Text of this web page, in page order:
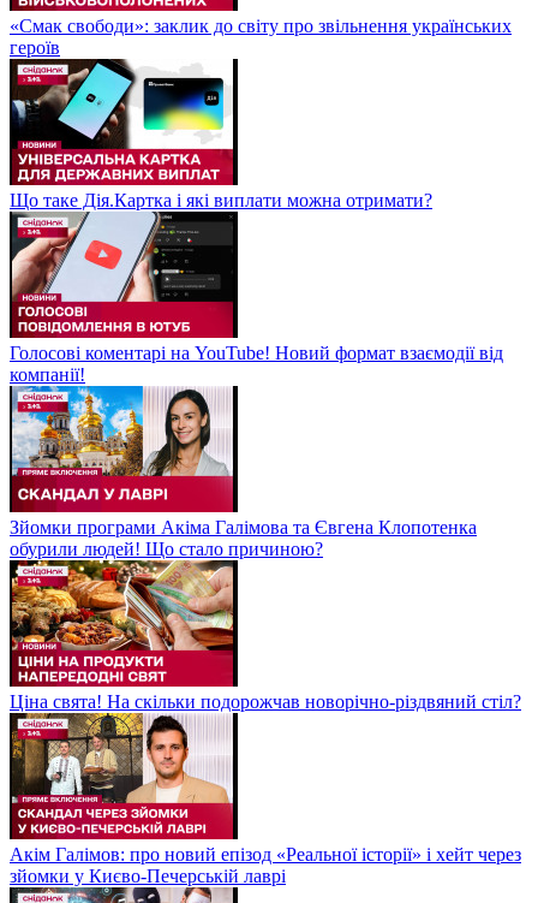
«Смак свободи»: заклик до світу про звільнення українських
героїв
Що таке Дія.Картка і які виплати можна отримати?
Голосові коментарі на YouTube! Новий формат взаємодії від
компанії!
Зйомки програми Акіма Галімова та Євгена Клопотенка
обурили людей! Що стало причиною?
Ціна свята! На скільки подорожчав новорічно-різдвяний стіл?
Акім Галімов: про новий епізод «Реальної історії» і хейт через
зйомки у Києво-Печерській лаврі